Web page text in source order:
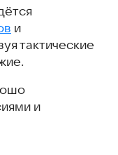
и
тактические
и